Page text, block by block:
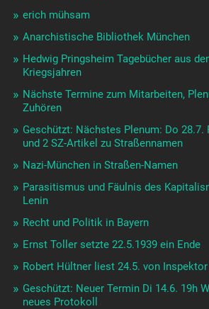
erich mühsam
Anarchistische Bibliothek München
Hedwig Pringsheim Tagebücher aus
Kriegsjahren
Nächste Termine zum Mitarbeiten,
Zuhören
Geschützt: Nächstes Plenum: Do
und 2 SZ-Artikel zu Straßennamen
Nazi-München in Straßen-Namen
Parasitismus und Fäulnis des
Lenin
Recht und Politik in Bayern
Ernst Toller setzte 22.5.1939 ein Ende
Robert Hültner liest 24.5. von
Geschützt: Neuer Termin Di 14.6. 19h
neues Protokoll